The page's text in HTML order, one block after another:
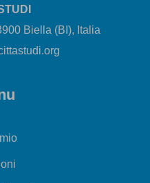
Biella (BI), Italia